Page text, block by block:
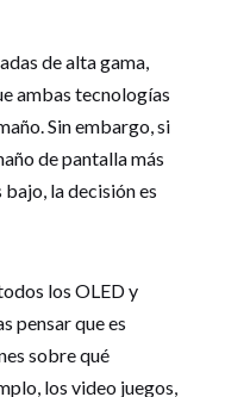
de alta gama,
ambas tecnologías
Sin embargo, si
de pantalla más
la decisión es
los OLED y
pensar que es
sobre qué
los video juegos,